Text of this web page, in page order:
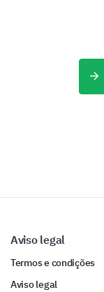
Aviso legal
Termos e condições
Aviso legal